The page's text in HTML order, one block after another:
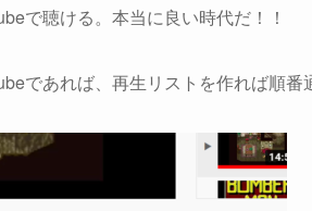
で聴ける。本当に良い時代だ！！
であれば、再生リストを作れば順